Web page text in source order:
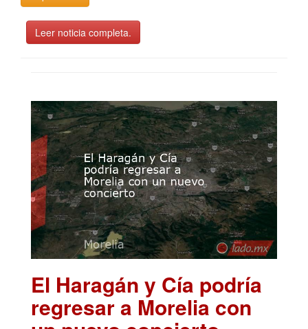
Leer noticia completa.
El Haragán y Cía podría
regresar a Morelia con